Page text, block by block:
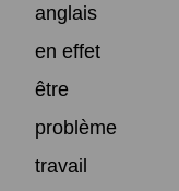
anglais
en effet
être
problème
travail